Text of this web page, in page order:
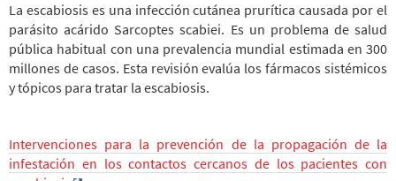
La escabiosis es una infección cutánea prurítica causada por el
parásito acárido Sarcoptes scabiei. Es un problema de salud
pública habitual con una prevalencia mundial estimada en 300
millones de casos. Esta revisión evalúa los fármacos sistémicos
y tópicos para tratar la escabiosis.
Intervenciones para la prevención de la propagación de la
infestación en los contactos cercanos de los pacientes con